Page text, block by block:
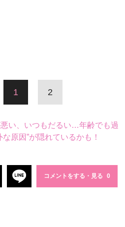
1 2
い、いつもだるい…年齢でも過
原因”が隠れているかも！
コメントをする・見る